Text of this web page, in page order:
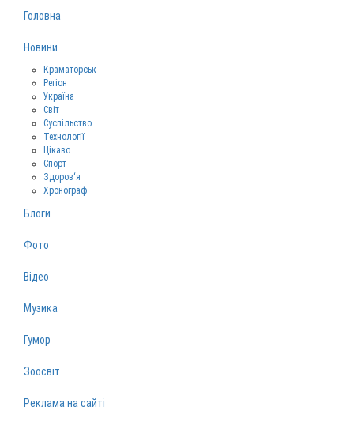
Головна
Новини
Краматорськ
Регіон
Україна
Світ
Суспільство
Технології
Цікаво
Спорт
Здоров‘я
Хронограф
Блоги
Фото
Відео
Музика
Гумор
Зоосвіт
Реклама на сайті